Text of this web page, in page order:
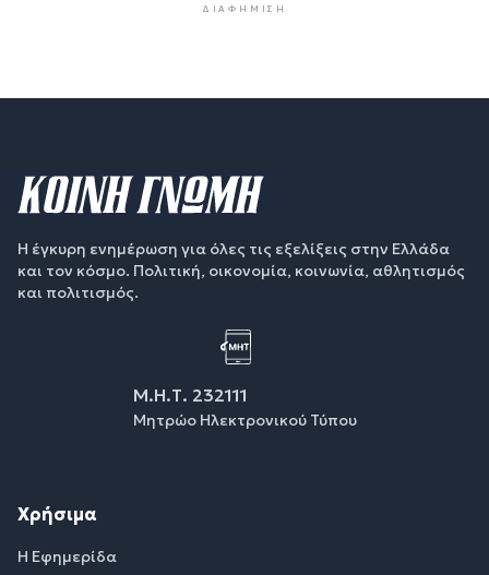
ΔΙΑΦΉΜΙΣΗ
Η έγκυρη ενημέρωση για όλες τις εξελίξεις στην Ελλάδα
και τον κόσμο. Πολιτική, οικονομία, κοινωνία, αθλητισμός
και πολιτισμός.
Μ.Η.Τ. 232111
Μητρώο Ηλεκτρονικού Τύπου
Χρήσιμα
Η Εφημερίδα